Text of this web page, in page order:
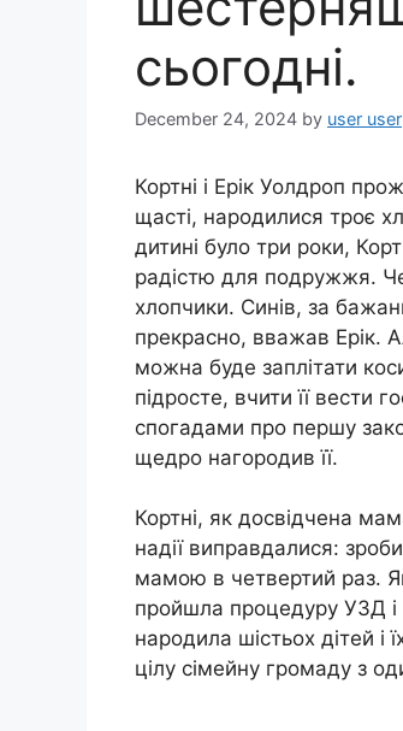
сьогодні.
December 24, 2024 by user user
Кортні і Ерік Уолдроп
щасті, народилися троє
дитині було три роки,
радістю для подружжя.
хлопчики. Синів, за
прекрасно, вважав Ерік.
можна буде заплітати
підросте, вчити її вести
спогадами про першу
щедро нагородив її.
Кортні, як досвідчена
надії виправдалися:
мамою в четвертий раз.
пройшла процедуру УЗД і
народила шістьох дітей і
цілу сімейну громаду з